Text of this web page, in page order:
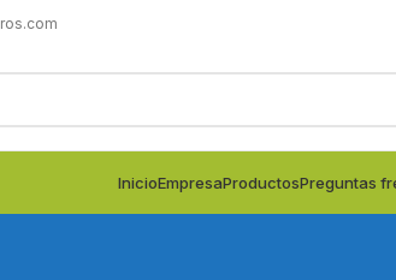
InicioEmpresaProductosPreguntas